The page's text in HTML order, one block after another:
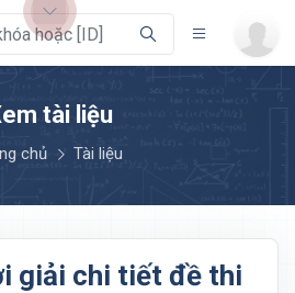
tài liệu
chủ Tài liệu
giải chi tiết đề thi